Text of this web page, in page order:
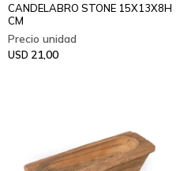
CANDELABRO STONE 15X13X8H
CM
USD 21,00